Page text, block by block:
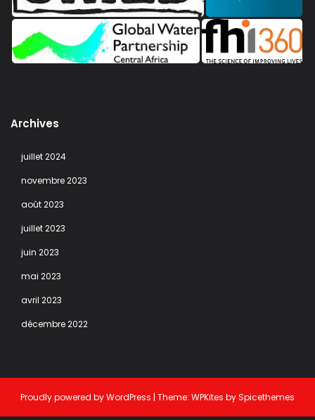
Archives
juillet 2024
novembre 2023
août 2023
juillet 2023
juin 2023
mai 2023
avril 2023
décembre 2022
Proudly powered byWordPress | Theme: WPKites bySpicethemes